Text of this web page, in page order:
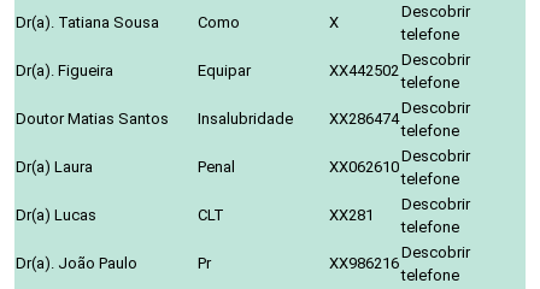
Dr(a). Tatiana Sousa
Como X
Descobrir
telefone
Dr(a). Figueira
Equipar XX442502
Descobrir
telefone
Doutor Matias Santos
Insalubridade XX286474
Descobrir
telefone
Dr(a) Laura
Penal XX062610
Descobrir
telefone
Dr(a) Lucas
CLT XX281
Descobrir
telefone
Dr(a). João Paulo
Pr XX986216
Descobrir
telefone